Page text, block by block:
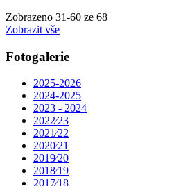
Zobrazeno 31-60 ze 68
Zobrazit vše
Fotogalerie
2025-2026
2024-2025
2023 - 2024
2022⁄23
2021⁄22
2020⁄21
2019⁄20
2018⁄19
2017⁄18